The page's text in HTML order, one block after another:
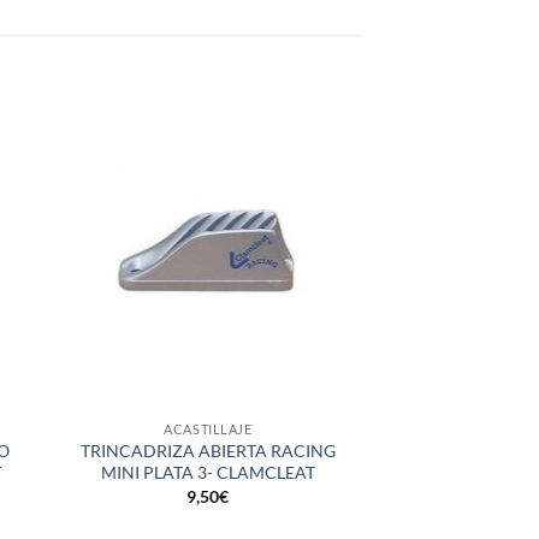
ACASTILLAJE
TRINCADRIZA ABIERTA RACING
MINI PLATA 3- CLAMCLEAT
9,50€